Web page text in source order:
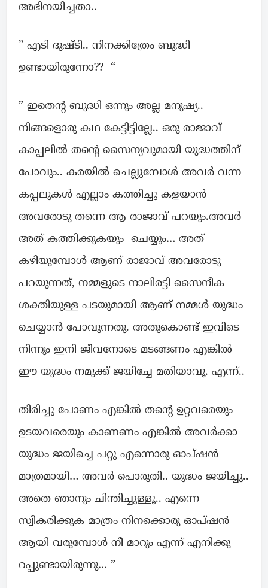
അഭിനയിച്ചതാ..
” എടി ദുഷ്ടി.. നിനക്കിത്രേം ബുദ്ധി
ഉണ്ടായിരുന്നോ?? “
” ഇതെന്റ ബുദ്ധി ഒന്നും അല്ല മനുഷ്യ..
നിങ്ങളൊരു കഥ കേട്ടിട്ടില്ലേ.. ഒരു രാജാവ്
കാപ്പലിൽ തന്റെ സൈന്യവുമായി യുദ്ധത്തിന്
പോവും.. കരയിൽ ചെല്ലുമ്പോൾ അവർ വന്ന
കപ്പലുകൾ എല്ലാം കത്തിച്ചു കളയാൻ
അവരോടു തന്നെ ആ രാജാവ് പറയും.അവർ
അത് കത്തിക്കുകയും ചെയ്യും… അത്
കഴിയുമ്പോൾ ആണ് രാജാവ് അവരോടു
പറയുന്നത്, നമ്മളുടെ നാലിരട്ടി സൈനീക
ശക്തിയുള്ള പടയുമായി ആണ് നമ്മൾ യുദ്ധം
ചെയ്യാൻ പോവുന്നതു. അതുകൊണ്ട് ഇവിടെ
നിന്നും ഇനി ജീവനോടെ മടങ്ങണം എങ്കിൽ
ഈ യുദ്ധം നമുക്ക് ജയിച്ചേ മതിയാവൂ. എന്ന്..
തിരിച്ചു പോണം എങ്കിൽ തന്റെ ഉറ്റവരെയും
ഉടയവരെയും കാണണം എങ്കിൽ അവർക്കാ
യുദ്ധം ജയിച്ചെ പറ്റു എന്നൊരു ഓപ്ഷൻ
മാത്രമായി… അവർ പൊരുതി.. യുദ്ധം ജയിച്ചു..
അതെ ഞാനും ചിന്തിച്ചുള്ളൂ.. എന്നെ
സ്വീകരിക്കുക മാത്രം നിനക്കൊരു ഓപ്ഷൻ
ആയി വരുമ്പോൾ നീ മാറും എന്ന് എനിക്കു
റപ്പുണ്ടായിരുന്നു… ”